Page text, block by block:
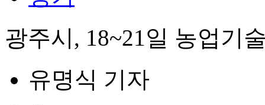
광주시, 18~21일 농업기
유명식 기자